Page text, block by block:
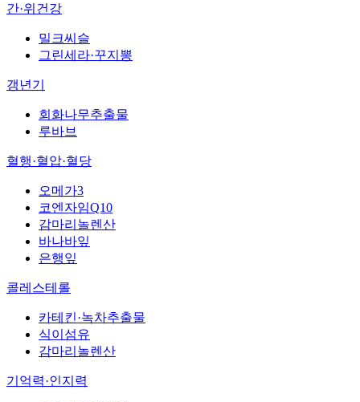
간·위건강
밀크씨슬
그린세라·꾸지뽕
갱년기
회화나무추출물
루바브
혈행·혈압·혈당
오메가3
코엔자임Q10
감마리놀렌산
바나바잎
은행잎
콜레스테롤
카테킨·녹차추출물
식이섬유
감마리놀렌산
기억력·인지력